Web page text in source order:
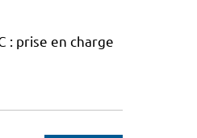
: prise en charge